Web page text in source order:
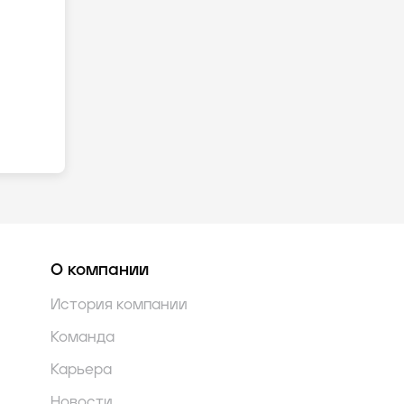
О компании
История компании
Команда
Карьера